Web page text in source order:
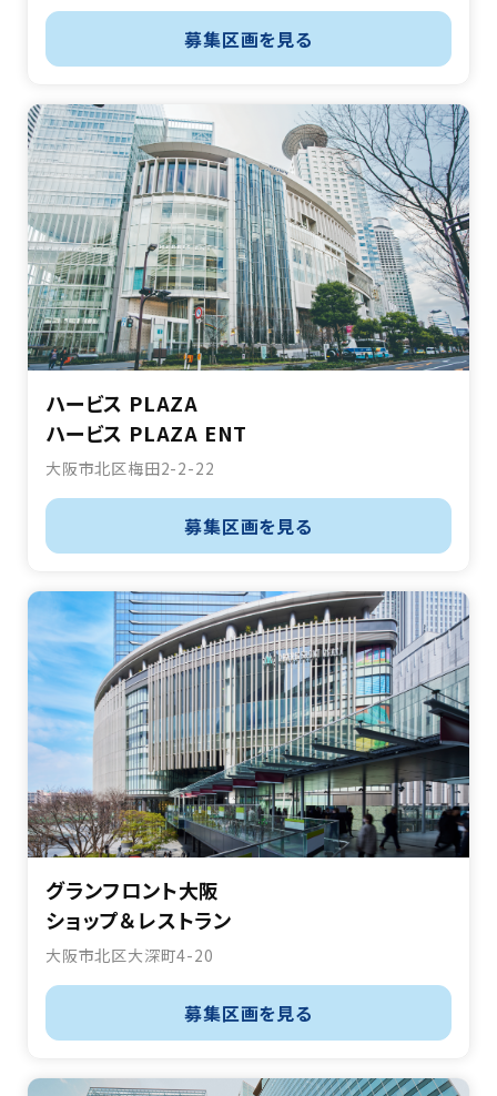
募集区画を見る
ハービス PLAZA
ハービス PLAZA ENT
大阪市北区梅田2-2-22
募集区画を見る
グランフロント大阪
ショップ＆レストラン
大阪市北区大深町4-20
募集区画を見る